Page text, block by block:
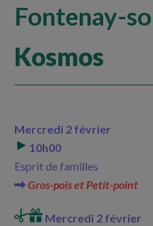
Fontenay-
Kosmos
Mercredi 2 février
10h00
Esprit de familles
Gros-pois et Petit-point
Mercredi 2 février